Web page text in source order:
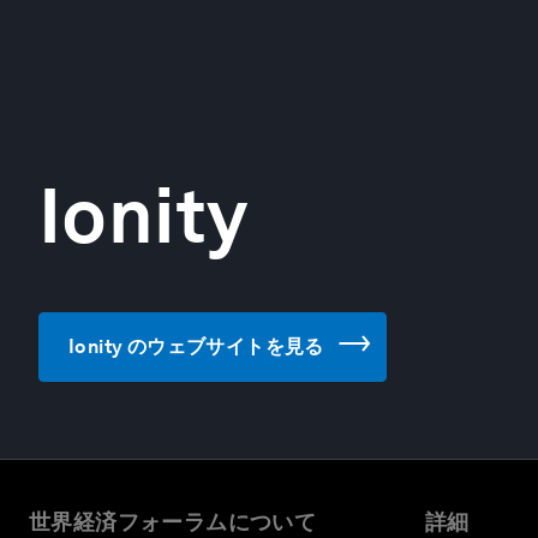
Ionity
Ionity のウェブサイトを見る
世界経済フォーラムについて 詳細